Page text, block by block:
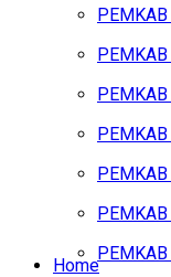
PEMKAB
PEMKAB
Home